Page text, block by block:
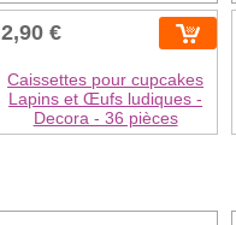
2,90 €
Caissettes pour cupcakes
Lapins et Œufs ludiques -
Decora - 36 pièces